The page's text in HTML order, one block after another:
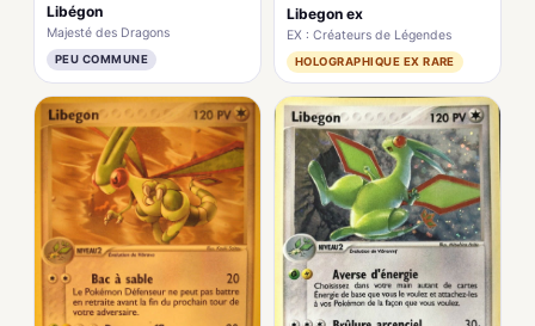
Libégon
Majesté des Dragons
PEU COMMUNE
Libegon ex
EX : Créateurs de Légendes
HOLOGRAPHIQUE EX RARE